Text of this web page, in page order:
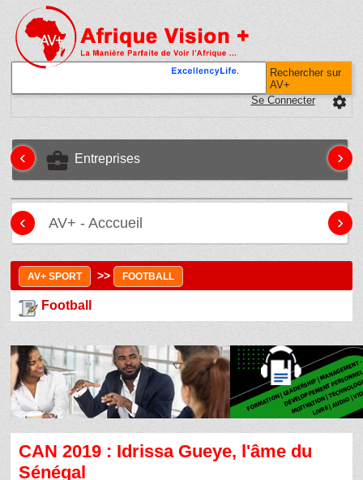
Rechercher sur
AV+
settings
Se Connecter
business_center Entreprises
‹ ›
AV+ - Acccueil
‹ ›
AV+ SPORT >> FOOTBALL
Football
CAN 2019 : Idrissa Gueye, l'âme du
Sénégal